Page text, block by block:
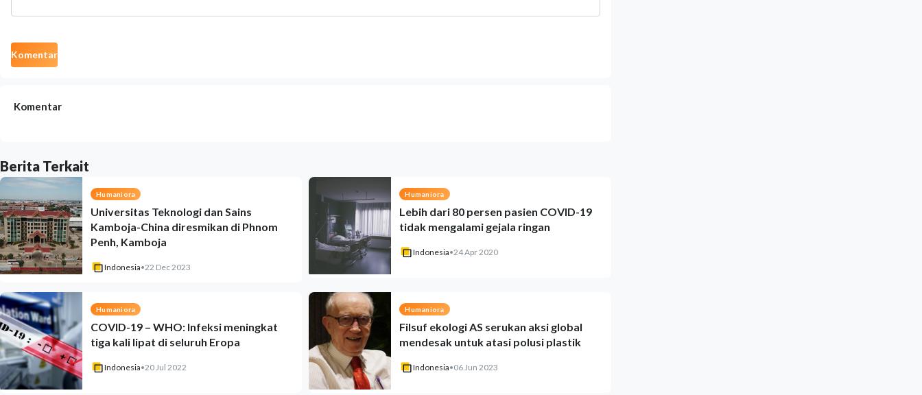
Komentar
Komentar
Berita Terkait
Humaniora
Universitas Teknologi dan Sains
Kamboja-China diresmikan di Phnom
Penh, Kamboja
Indonesia•22 Dec 2023
Humaniora
Lebih dari 80 persen pasien COVID-19
tidak mengalami gejala ringan
Indonesia•24 Apr 2020
Humaniora
COVID-19 – WHO: Infeksi meningkat
tiga kali lipat di seluruh Eropa
Indonesia•20 Jul 2022
Humaniora
Filsuf ekologi AS serukan aksi global
mendesak untuk atasi polusi plastik
Indonesia•06 Jun 2023